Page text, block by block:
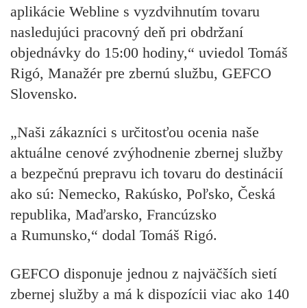
aplikácie Webline s vyzdvihnutím tovaru
nasledujúci pracovný deň pri obdržaní
objednávky do 15:00 hodiny,“ uviedol Tomáš
Rigó, Manažér pre zbernú službu, GEFCO
Slovensko.
„Naši zákazníci s určitosťou ocenia naše
aktuálne cenové zvýhodnenie zbernej služby
a bezpečnú prepravu ich tovaru do destinácií
ako sú: Nemecko, Rakúsko, Poľsko, Česká
republika, Maďarsko, Francúzsko
a Rumunsko,“ dodal Tomáš Rigó.
GEFCO disponuje jednou z najväčších sietí
zbernej služby a má k dispozícii viac ako 140